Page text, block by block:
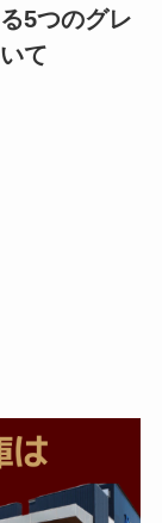
5つのグレ
て